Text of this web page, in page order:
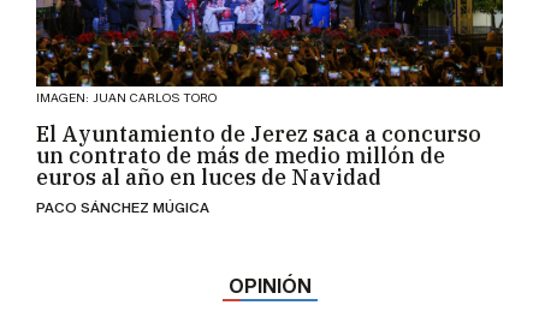
IMAGEN: JUAN CARLOS TORO
El Ayuntamiento de Jerez saca a concurso
un contrato de más de medio millón de
euros al año en luces de Navidad
PACO SÁNCHEZ MÚGICA
OPINIÓN